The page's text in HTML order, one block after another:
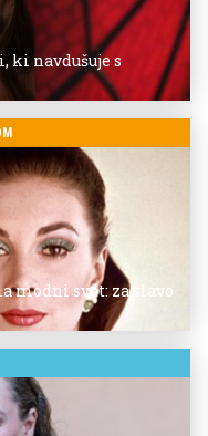
ki navdušuje s
modni svet: za slavo